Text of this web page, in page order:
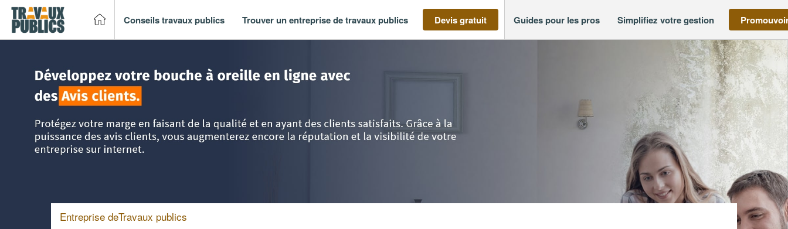
Conseils travaux publics Trouver un entreprise de travaux publics Devis gratuit Guides pour les pros Simplifiez votre gestion
Entreprise deTravaux publics